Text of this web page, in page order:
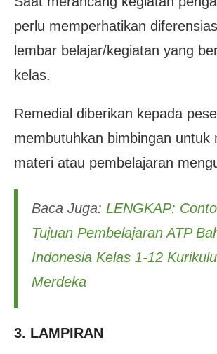
perlu memperhatikan
lembar belajar/kegiatan yang
kelas.
Remedial diberikan kepada
membutuhkan bimbingan untuk
materi atau pembelajaran
Baca Juga: LENGKAP:
Tujuan Pembelajaran ATP
Indonesia Kelas 1-12
Merdeka
3. LAMPIRAN